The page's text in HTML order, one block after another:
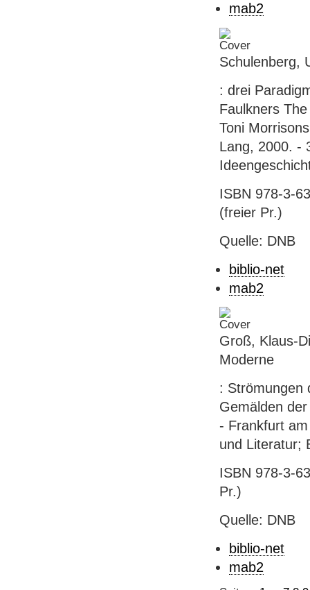
mab2
Schulenberg,
: drei
Faulkners
Toni
Lang, 2000. -
ISBN 978-3-
(freier Pr.)
Quelle: DNB
biblio-net
mab2
Groß, Klaus-
Moderne
: Strömungen
Gemälden
- Frankfurt
und Literatur;
ISBN 978-3-
Pr.)
Quelle: DNB
biblio-net
mab2